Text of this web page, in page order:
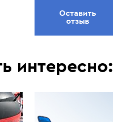
Оставить
отзыв
интересно: